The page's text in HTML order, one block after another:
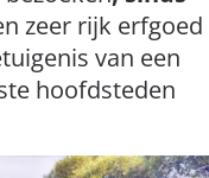
zeer rijk erfgoed
van een
hoofdsteden